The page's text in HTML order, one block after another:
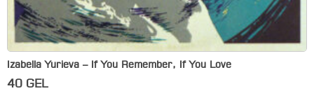
Izabella Yurieva – If You Remember, If You Love
40 GEL